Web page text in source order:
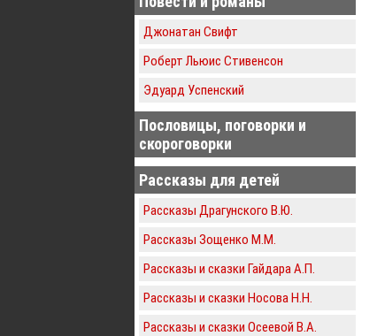
Джонатан Свифт
Роберт Льюис Стивенсон
Эдуард Успенский
Пословицы, поговорки и
скороговорки
Рассказы для детей
Рассказы Драгунского В.Ю.
Рассказы Зощенко М.М.
Рассказы и сказки Гайдара А.П.
Рассказы и сказки Носова Н.Н.
Рассказы и сказки Осеевой В.А.